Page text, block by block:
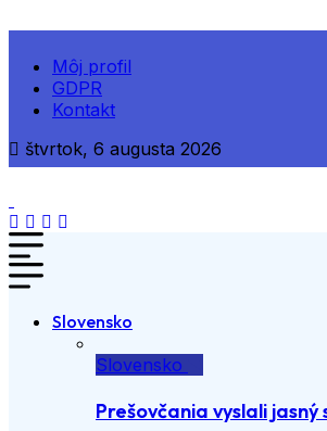
Môj profil
GDPR
Kontakt
štvrtok, 6 augusta 2026
Slovensko
Slovensko
Prešovčania vyslali jasný